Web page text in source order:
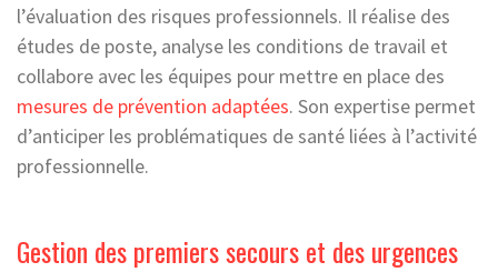
l’évaluation des risques professionnels. Il réalise des
études de poste, analyse les conditions de travail et
collabore avec les équipes pour mettre en place des
mesures de prévention adaptées. Son expertise permet
d’anticiper les problématiques de santé liées à l’activité
professionnelle.
Gestion des premiers secours et des urgences